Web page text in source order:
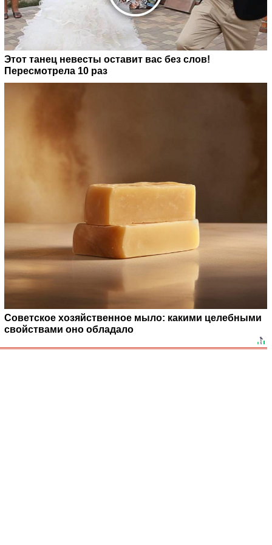
Этот танец невесты оставит вас без слов!
Пересмотрела 10 раз
Советское хозяйственное мыло: какими целебными
свойствами оно обладало